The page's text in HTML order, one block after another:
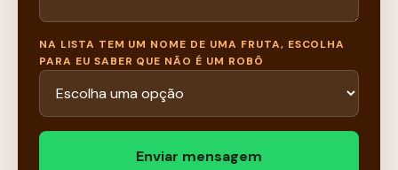
NA LISTA TEM UM NOME DE UMA FRUTA, ESCOLHA
PARA EU SABER QUE NÃO É UM ROBÔ
Enviar mensagem